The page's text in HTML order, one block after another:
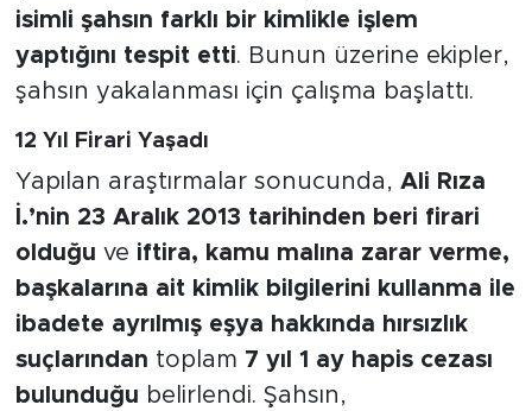
isimli şahsın farklı bir kimlikle işlem
yaptığını tespit etti. Bunun üzerine ekipler,
şahsın yakalanması için çalışma başlattı.
12 Yıl Firari Yaşadı
Yapılan araştırmalar sonucunda, Ali Rıza
İ.’nin 23 Aralık 2013 tarihinden beri firari
olduğu ve iftira, kamu malına zarar verme,
başkalarına ait kimlik bilgilerini kullanma ile
ibadete ayrılmış eşya hakkında hırsızlık
suçlarından toplam 7 yıl 1 ay hapis cezası
bulunduğu belirlendi. Şahsın,